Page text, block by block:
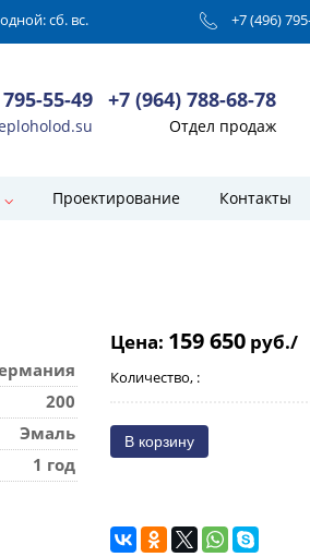
сб. вс. +7 (496)
55-49 +7 (964) 788-68-78
Отдел продаж
Проектирование Контакты
200
Эмаль
1 год
Цена: 159 650 руб./
Количество, :